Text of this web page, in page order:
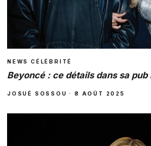
NEWS CÉLÉBRITÉ
Beyoncé : ce détails dans sa pub
JOSUÉ SOSSOU ·8 AOÛT 2025